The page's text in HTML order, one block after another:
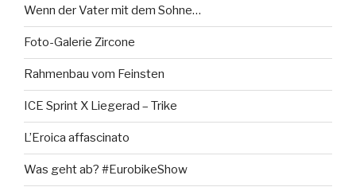
Wenn der Vater mit dem Sohne…
Foto-Galerie Zircone
Rahmenbau vom Feinsten
ICE Sprint X Liegerad – Trike
L’Eroica affascinato
Was geht ab? #EurobikeShow